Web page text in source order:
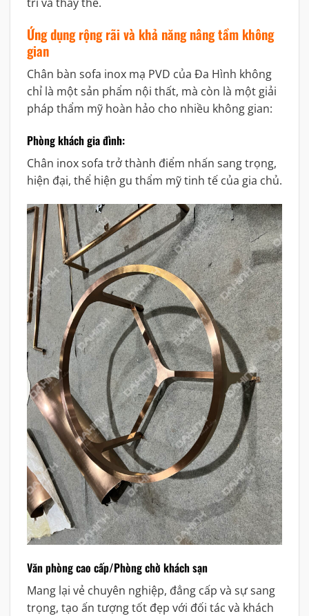
Ứng dụng rộng rãi và khả năng nâng tầm không
gian
Chân bàn sofa inox mạ PVD của Đa Hình không
chỉ là một sản phẩm nội thất, mà còn là một giải
pháp thẩm mỹ hoàn hảo cho nhiều không gian:
Phòng khách gia đình:
Chân inox sofa trở thành điểm nhấn sang trọng,
hiện đại, thể hiện gu thẩm mỹ tinh tế của gia chủ.
Văn phòng cao cấp/Phòng chờ khách sạn
Mang lại vẻ chuyên nghiệp, đẳng cấp và sự sang
trọng, tạo ấn tượng tốt đẹp với đối tác và khách